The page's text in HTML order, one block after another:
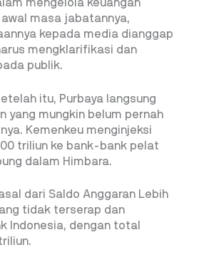
mengelola keuangan
masa jabatannya,
kepada media dianggap
mengklarifikasi dan
publik.
itu, Purbaya langsung
yang mungkin belum pernah
Kemenkeu menginjeksi
triliun ke bank-bank pelat
dalam Himbara.
dari Saldo Anggaran Lebih
tidak terserap dan
Indonesia, dengan total